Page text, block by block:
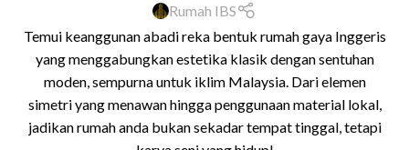
Rumah IBS
Temui keanggunan abadi reka bentuk rumah gaya Inggeris
yang menggabungkan estetika klasik dengan sentuhan
moden, sempurna untuk iklim Malaysia. Dari elemen
simetri yang menawan hingga penggunaan material lokal,
jadikan rumah anda bukan sekadar tempat tinggal, tetapi